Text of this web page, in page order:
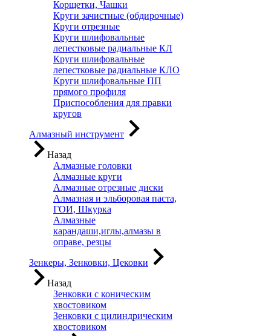
Корщетки, Чашки
Круги зачистные (обдирочные)
Круги отрезные
Круги шлифовальные
лепестковые радиальные КЛ
Круги шлифовальные
лепестковые радиальные КЛО
Круги шлифовальные ПП
прямого профиля
Приспособления для правки
кругов
Алмазный инструмент
Назад
Алмазные головки
Алмазные круги
Алмазные отрезные диски
Алмазная и эльборовая паста,
ГОИ, Шкурка
Алмазные
карандаши,иглы,алмазы в
оправе, резцы
Зенкеры, Зенковки, Цековки
Назад
Зенковки с коническим
хвостовиком
Зенковки с цилиндрическим
хвостовиком